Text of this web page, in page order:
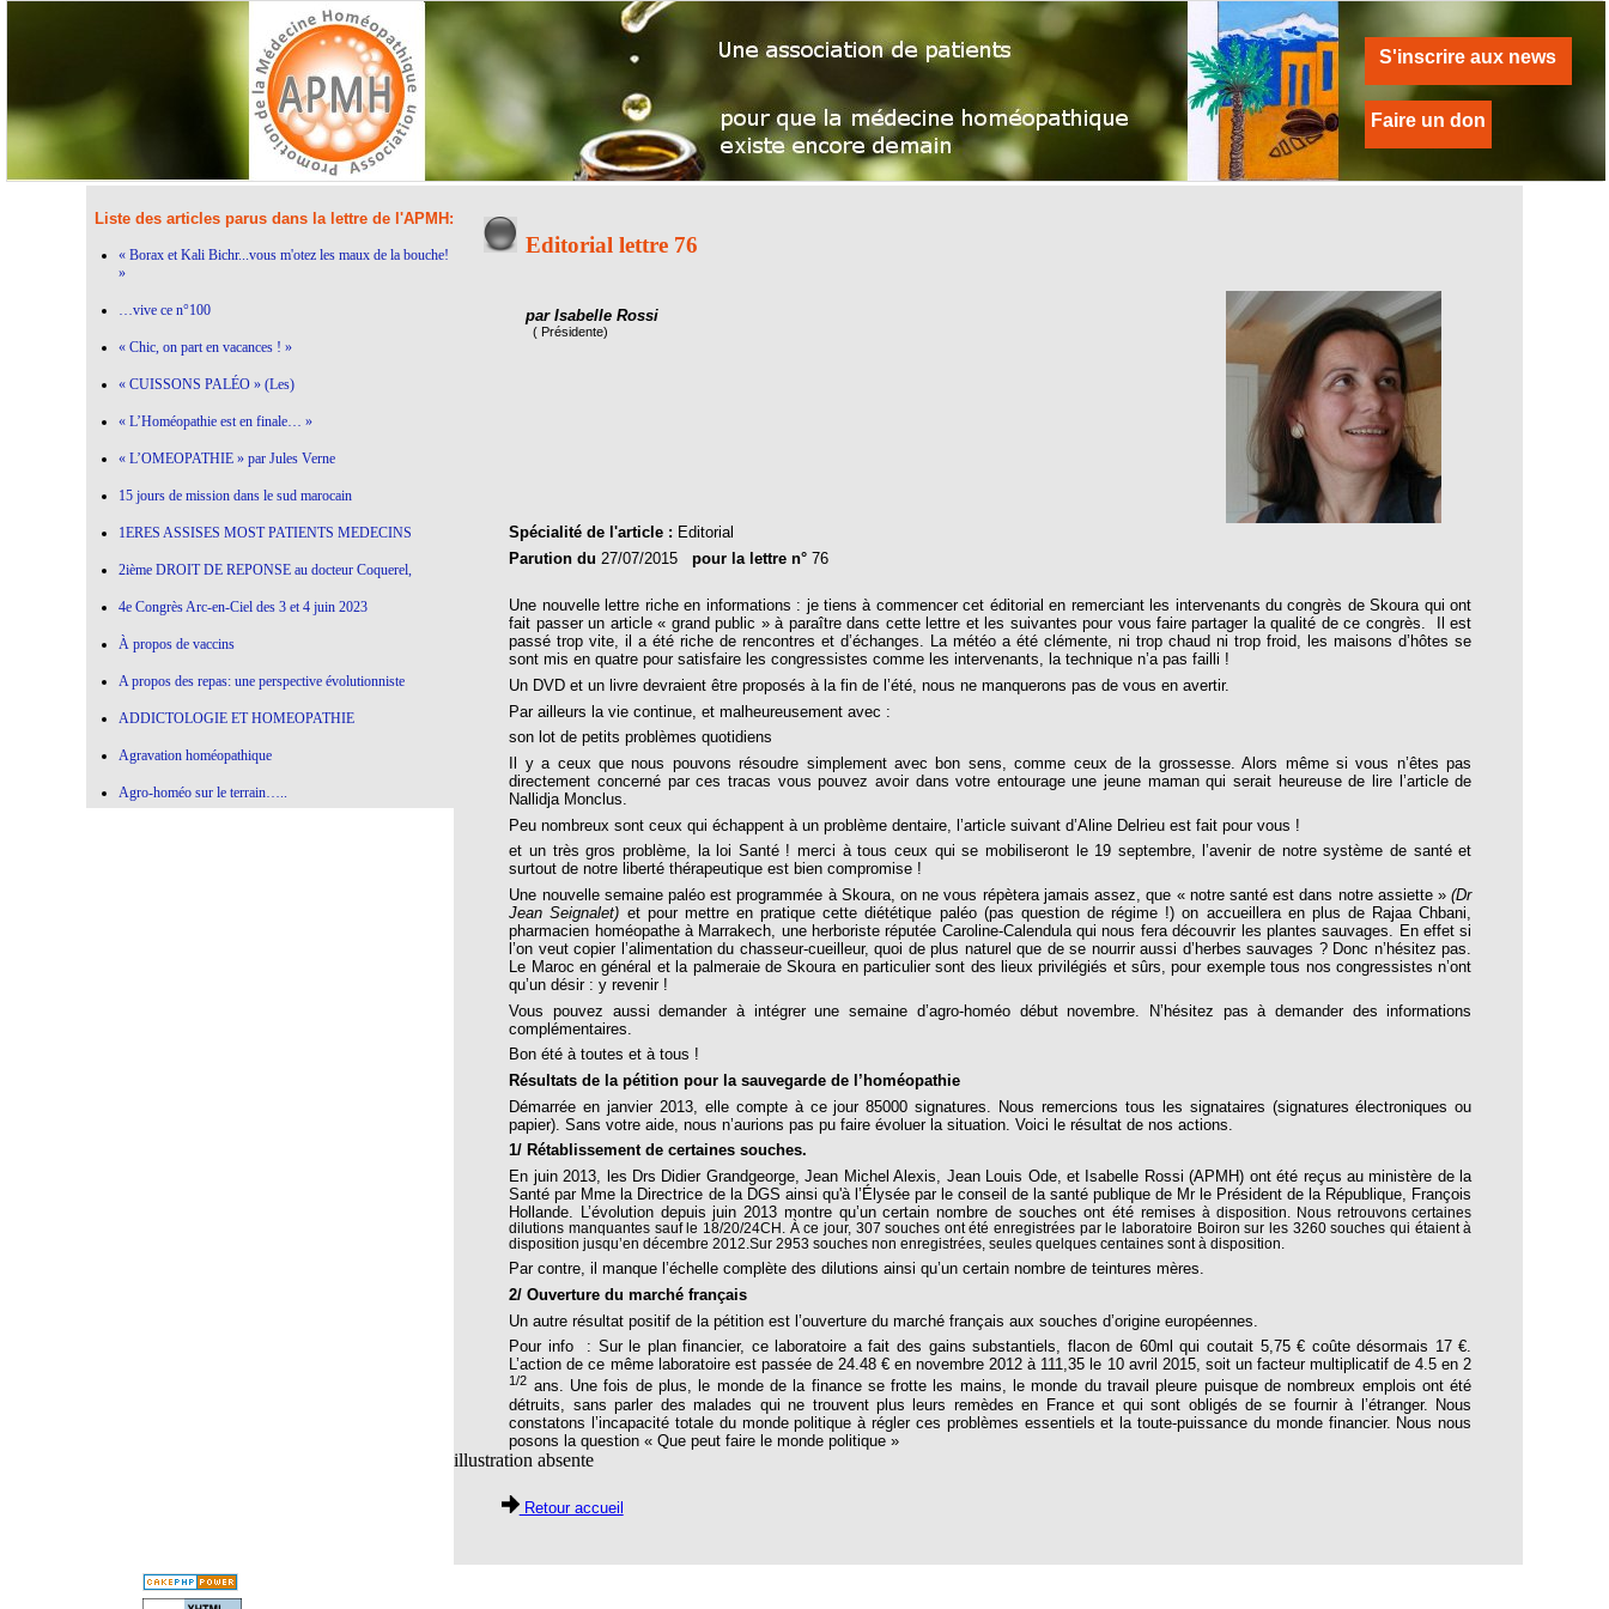
S'inscrire aux news
Faire un don
Liste des articles parus dans la lettre de l'APMH:
« Borax et Kali Bichr...vous m'otez les maux de la bouche!
»
…vive ce n°100
« Chic, on part en vacances ! »
« CUISSONS PALÉO » (Les)
« L’Homéopathie est en finale… »
« L’OMEOPATHIE » par Jules Verne
15 jours de mission dans le sud marocain
1ERES ASSISES MOST PATIENTS MEDECINS
2ième DROIT DE REPONSE au docteur Coquerel,
4e Congrès Arc-en-Ciel des 3 et 4 juin 2023
À propos de vaccins
A propos des repas: une perspective évolutionniste
ADDICTOLOGIE ET HOMEOPATHIE
Agravation homéopathique
Agro-homéo sur le terrain…..
Arthrose et Ostéoporose
Editorial lettre 76
par Isabelle Rossi
( Présidente)
Spécialité de l'article : Editorial
Parution du 27/07/2015pour la lettre n°76
Une nouvelle lettre riche en informations : je tiens à commencer cet éditorial en remerciant les intervenants du congrès de Skoura qui ont
fait passer un article « grand public » à paraître dans cette lettre et les suivantes pour vous faire partager la qualité de ce congrès.
Il est
passé trop vite, il a été riche de rencontres et d’échanges. La météo a été clémente, ni trop chaud ni trop froid, les maisons d’hôtes se
sont mis en quatre pour satisfaire les congressistes comme les intervenants, la technique n’a pas failli !
Un DVD et un livre devraient être proposés à la fin de l’été, nous ne manquerons pas de vous en avertir.
Par ailleurs la vie continue, et malheureusement avec :
son lot de petits problèmes quotidiens
Il y a ceux que nous pouvons résoudre simplement avec bon sens, comme ceux de la grossesse. Alors même si vous n’êtes pas
directement concerné par ces tracas vous pouvez avoir dans votre entourage une jeune maman qui serait heureuse de lire l’article de
Nallidja Monclus.
Peu nombreux sont ceux qui échappent à un problème dentaire, l’article suivant d’Aline Delrieu est fait pour vous !
et un très gros problème, la loi Santé ! merci à tous ceux qui se mobiliseront le 19 septembre, l’avenir de notre système de santé et
surtout de notre liberté thérapeutique est bien compromise !
Une nouvelle semaine paléo est programmée à Skoura, on ne vous répètera jamais assez, que « notre santé est dans notre assiette »(Dr
Jean Seignalet) et pour mettre en pratique cette diététique paléo (pas question de régime !) on accueillera en plus de Rajaa Chbani,
pharmacien homéopathe à Marrakech, une herboriste réputée Caroline-Calendula qui nous fera découvrir les plantes sauvages. En effet si
l’on veut copier l’alimentation du chasseur-cueilleur, quoi de plus naturel que de se nourrir aussi d’herbes sauvages ? Donc n’hésitez pas.
Le Maroc en général et la palmeraie de Skoura en particulier sont des lieux privilégiés et sûrs, pour exemple tous nos congressistes n’ont
qu’un désir : y revenir !
Vous pouvez aussi demander à intégrer une semaine d’agro-homéo début novembre. N’hésitez pas à demander des informations
complémentaires.
Bon été à toutes et à tous !
Résultats de la pétition pour la sauvegarde de l’homéopathie
Démarrée en janvier 2013, elle compte à ce jour 85000 signatures. Nous remercions tous les signataires (signatures électroniques ou
papier). Sans votre aide, nous n’aurions pas pu faire évoluer la situation. Voici le résultat de nos actions.
1/ Rétablissement de certaines souches.
En juin 2013, les Drs Didier Grandgeorge, Jean Michel Alexis, Jean Louis Ode, et Isabelle Rossi (APMH) ont été reçus au ministère de la
Santé par Mme la Directrice de la DGS ainsi qu'à l’Élysée par le conseil de la santé publique de Mr le Président de la République, François
Hollande. L’évolution depuis juin 2013 montre qu’un certain nombre de souches ont été remisesà disposition. Nous retrouvons certaines
dilutions manquantes sauf le 18/20/24CH. À ce jour, 307 souches ont été enregistrées par le laboratoire Boiron sur les 3260 souches qui étaient à
disposition jusqu’en décembre 2012.Sur 2953 souches non enregistrées, seules quelques centaines sont à disposition.
Par contre, il manque l’échelle complète des dilutions ainsi qu’un certain nombre de teintures mères.
2/ Ouverture du marché français
Un autre résultat positif de la pétition est l’ouverture du marché français aux souches d’origine européennes.
Pour info : Sur le plan financier, ce laboratoire a fait des gains substantiels, flacon de 60ml qui coutait 5,75 € coûte désormais 17 €.
L’action de ce même laboratoire est passée de 24.48 € en novembre 2012 à 111,35 le 10 avril 2015, soit un facteur multiplicatif de 4.5 en 2
1/2 ans. Une fois de plus, le monde de la finance se frotte les mains, le monde du travail pleure puisque de nombreux emplois ont été
détruits, sans parler des malades qui ne trouvent plus leurs remèdes en France et qui sont obligés de se fournir à l’étranger. Nous
constatons l’incapacité totale du monde politique à régler ces problèmes essentiels et la toute-puissance du monde financier. Nous nous
posons la question « Que peut faire le monde politique »
illustration absente
Retour accueil